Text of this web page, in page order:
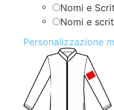
Nomi e
Nomi e
Personalizzazione